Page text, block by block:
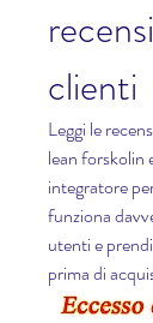
clienti
Leggi le
lean forskolin
integratore
funziona
utenti e
prima di